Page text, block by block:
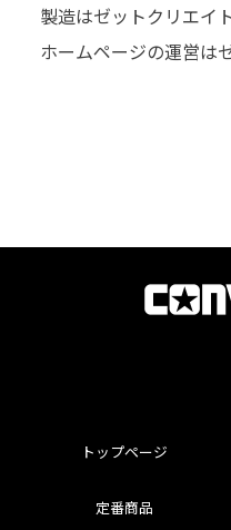
製造はゼットクリエイ
ホームページの運営は
トップページ
定番商品